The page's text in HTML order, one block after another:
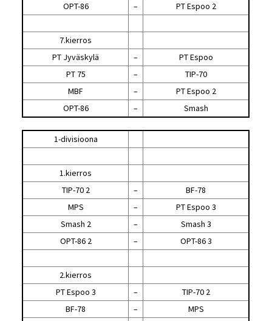
OPT-86
– PT Espoo 2
7.kierros
PT Jyväskylä
–
PT Espoo
PT 75
–
TIP-70
MBF
–
PT Espoo 2
OPT-86
– Smash
1-divisioona
1.kierros
TIP-70 2
–
BF-78
MPS
–
PT Espoo 3
Smash 2
–
Smash 3
OPT-86 2
– OPT-86 3
2.kierros
PT Espoo 3
–
TIP-70 2
BF-78
–
MPS